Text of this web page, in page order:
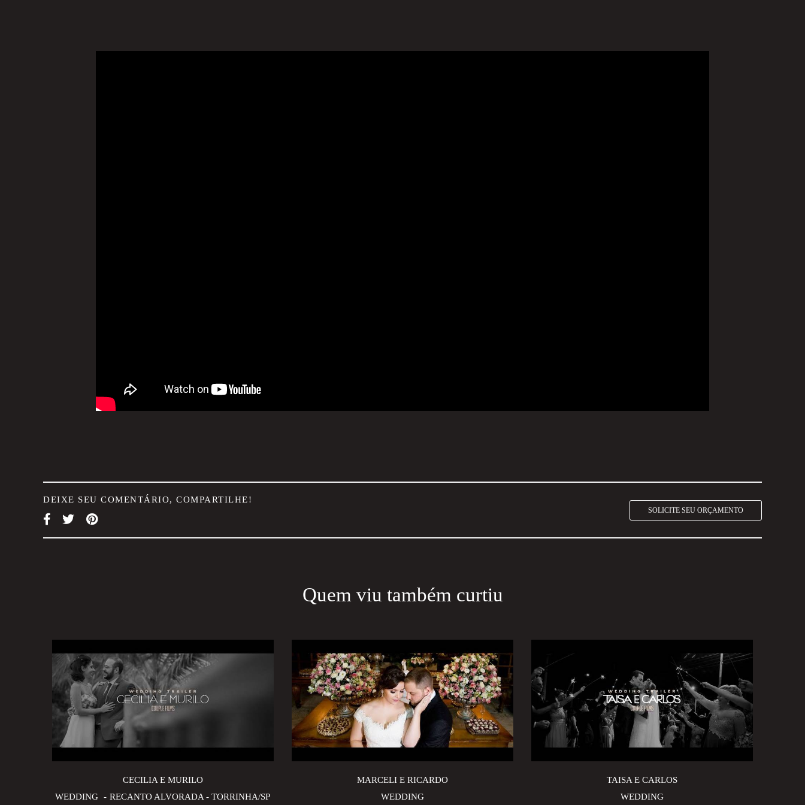
DEIXE SEU COMENTÁRIO, COMPARTILHE!
SOLICITE SEU ORÇAMENTO
Quem viu também curtiu
CECILIA E MURILO
WEDDING
RECANTO ALVORADA - TORRINHA/SP
MARCELI E RICARDO
WEDDING
TAISA E CARLOS
WEDDING